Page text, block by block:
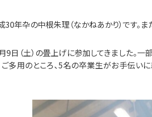
30年卆の中根朱理（なかねあかり）です。 ま
9日（土）の畳上げに参加してきました。
ご多用のところ、5名の卒業生がお手伝い